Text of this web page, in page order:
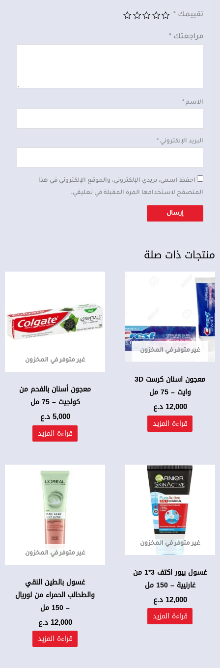
تقييمك *
مراجعتك *
الاسم*
البريد الإلكتروني *
احفظ اسمي، بريدي الإلكتروني، والموقع الإلكتروني في هذا
المتصفح لاستخدامها المرة المقبلة في تعليقي.
منتجات ذات صلة
غير متوفر في المخزون
معجون اسنان كرست 3D
وايت – 75 مل
12,000 د.ع
قراءة المزيد
غير متوفر في المخزون
معجون أسنان بالفحم من
كولجيت – 75 مل
5,000د.ع
قراءة المزيد
غير متوفر في المخزون
غسول بيور اكتف 3*1 من
غارنيية – 150 مل
12,000 د.ع
قراءة المزيد
غير متوفر في المخزون
غسول بالطين النقي
والطحالب الحمراء من لوريال
– 150 مل
12,000 د.ع
قراءة المزيد